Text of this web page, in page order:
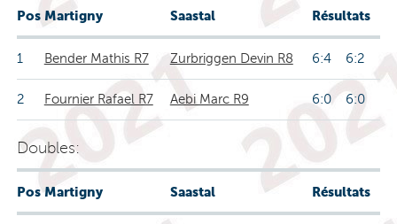
Pos Martigny Saastal Résultats
1 Bender Mathis R7 Zurbriggen Devin R8 6:4 6:2
2 Fournier Rafael R7 Aebi Marc R9 6:0 6:0
Doubles:
Pos Martigny Saastal Résultats